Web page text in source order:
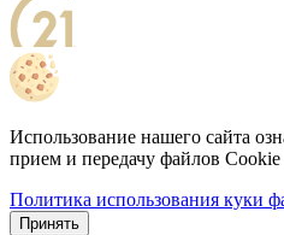
Использование нашего сайта
прием и передачу файлов Cookie
Политика использования куки
Принять